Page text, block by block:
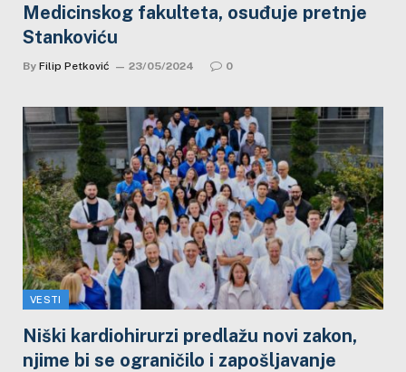
Medicinskog fakulteta, osuđuje pretnje
Stankoviću
By Filip Petković 23/05/2024 0
VESTI
Niški kardiohirurzi predlažu novi zakon,
njime bi se ograničilo i zapošljavanje